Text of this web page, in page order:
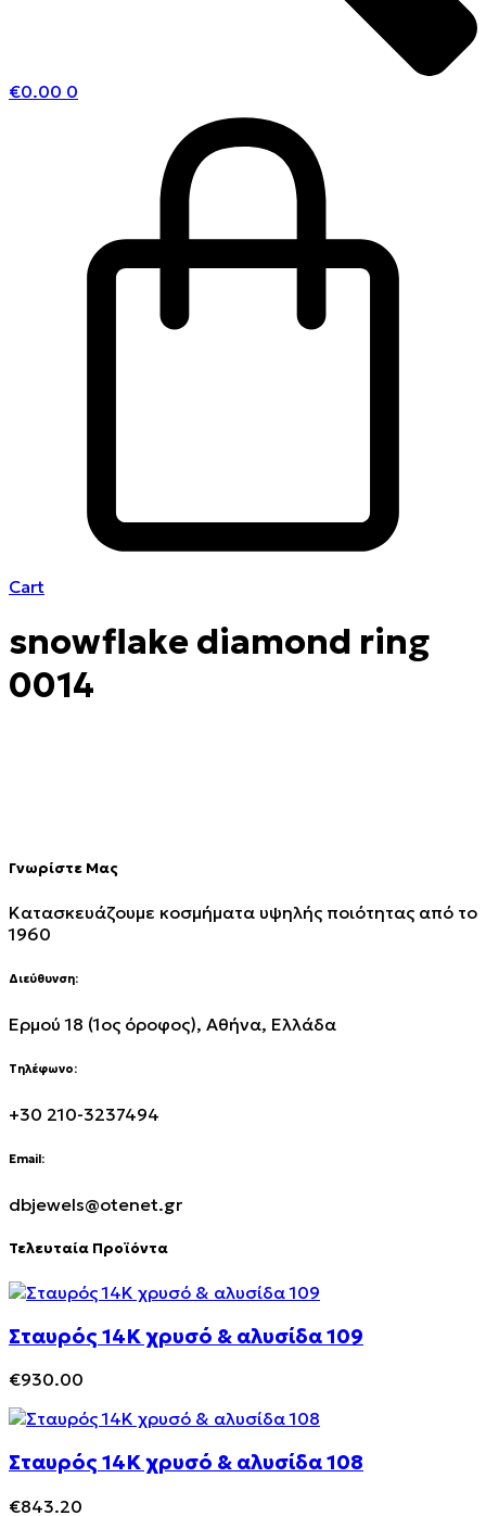
€0.00 0
Cart
snowflake diamond ring
0014
Γνωρίστε Μας
Κατασκευάζουμε κοσμήματα υψηλής ποιότητας από το
1960
Διεύθυνση:
Ερμού 18 (1ος όροφος), Αθήνα, Ελλάδα
Τηλέφωνο:
+30 210-3237494
Email:
dbjewels@otenet.gr
Τελευταία Προϊόντα
Σταυρός 14Κ χρυσό & αλυσίδα 109
€930.00
Σταυρός 14Κ χρυσό & αλυσίδα 108
€843.20